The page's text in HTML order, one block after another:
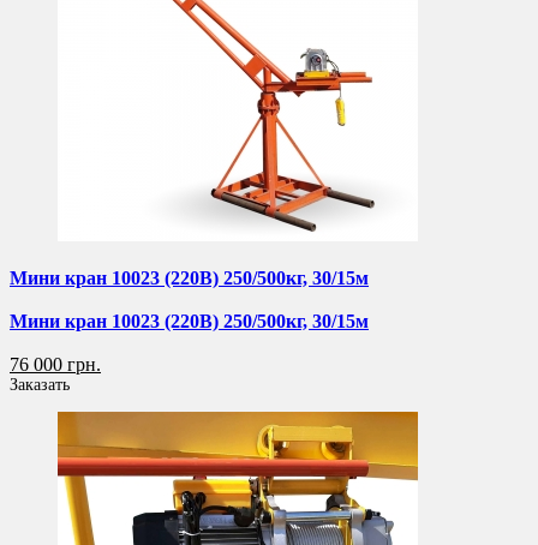
Мини кран 10023 (220В) 250/500кг, 30/15м
Мини кран 10023 (220В) 250/500кг, 30/15м
76 000 грн.
Заказать